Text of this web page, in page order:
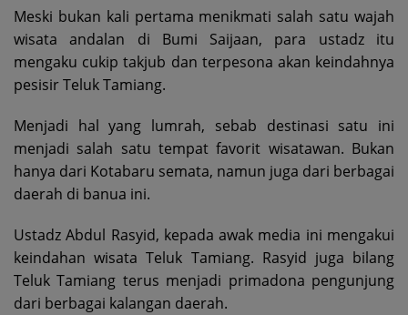
Meski bukan kali pertama menikmati salah satu wajah
wisata andalan di Bumi Saijaan, para ustadz itu
mengaku cukip takjub dan terpesona akan keindahnya
pesisir Teluk Tamiang.
Menjadi hal yang lumrah, sebab destinasi satu ini
menjadi salah satu tempat favorit wisatawan. Bukan
hanya dari Kotabaru semata, namun juga dari berbagai
daerah di banua ini.
Ustadz Abdul Rasyid, kepada awak media ini mengakui
keindahan wisata Teluk Tamiang. Rasyid juga bilang
Teluk Tamiang terus menjadi primadona pengunjung
dari berbagai kalangan daerah.